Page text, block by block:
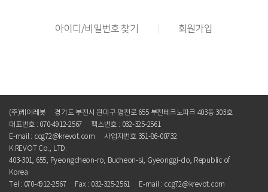
아이디/비밀번호 찾기 회원가입
(주)케이레봇
경기도 부천시 원미구 평천로 655 부천테크노파크 403동 303호
대표번호 : 070-4912-2567
팩스번호 : 032-325-2561
E-mail : ccg72@krevot.com
사업자번호 351-86-00732
K.REVOT Co., LTD.
403-301, 655, Pyeongcheon-ro, Bucheon-si, Gyeonggi-do, Republic of
Korea
Tel : 070-4912-2567
Fax : 032-325-2561 E-mail : ccg72@krevot.com